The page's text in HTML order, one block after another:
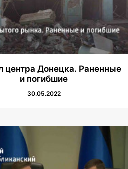
центра Донецка. Раненные
и погибшие
30.05.2022